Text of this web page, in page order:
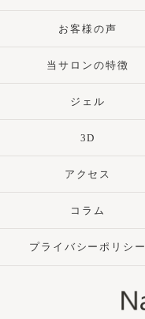
お客様の声
当サロンの特徴
ジェル
3D
アクセス
コラム
プライバシーポリシー